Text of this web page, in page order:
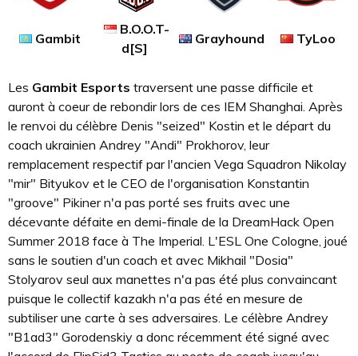
Gambit
B.O.O.T-
d[S]
Grayhound TyLoo
Les Gambit Esports traversent une passe difficile et
auront à coeur de rebondir lors de ces IEM Shanghai. Après
le renvoi du célèbre Denis "seized" Kostin et le départ du
coach ukrainien Andrey "Andi" Prokhorov, leur
remplacement respectif par l'ancien Vega Squadron Nikolay
"mir" Bityukov et le CEO de l'organisation Konstantin
"groove" Pikiner n'a pas porté ses fruits avec une
décevante défaite en demi-finale de la DreamHack Open
Summer 2018 face à The Imperial. L'ESL One Cologne, joué
sans le soutien d'un coach et avec Mikhail "Dosia"
Stolyarov seul aux manettes n'a pas été plus convaincant
puisque le collectif kazakh n'a pas été en mesure de
subtiliser une carte à ses adversaires. Le célèbre Andrey
"B1ad3" Gorodenskiy a donc récemment été signé avec